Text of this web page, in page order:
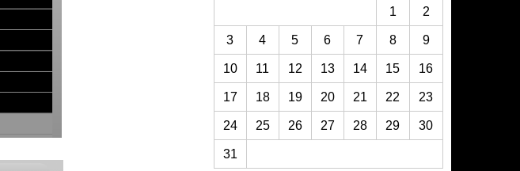
1 2
3 4 5 6 7 8 9
10 11 12 13 14 15 16
17 18 19 20 21 22 23
24 25 26 27 28 29 30
31